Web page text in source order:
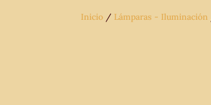
Inicio / Lámparas - Iluminación